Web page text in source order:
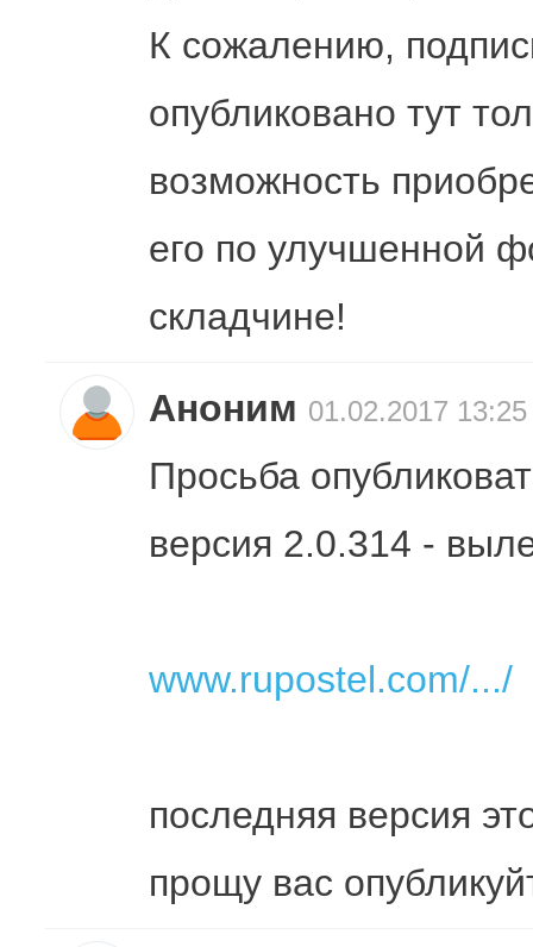
К сожалению,
опубликовано тут
возможность
его по улучшенной
складчине!
Аноним 01.02.2017 13:25
Просьба
версия 2.0.314 -
www.rupostel.com/.../
последняя версия
прощу вас